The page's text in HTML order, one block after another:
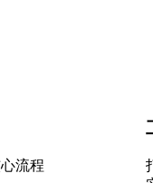
流程